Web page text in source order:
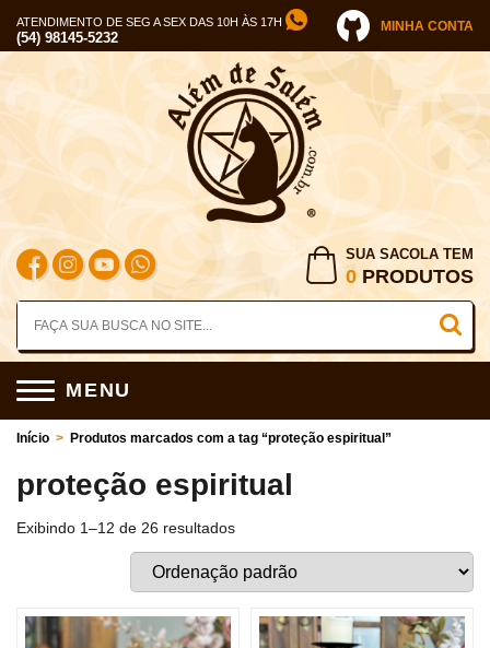
ATENDIMENTO DE SEG A SEX DAS 10H ÀS 17H
(54) 98145-5232
MINHA CONTA
SUA SACOLA TEM
0 PRODUTOS
MENU
Início > Produtos marcados com a tag “proteção espiritual”
proteção espiritual
Exibindo 1–12 de 26 resultados